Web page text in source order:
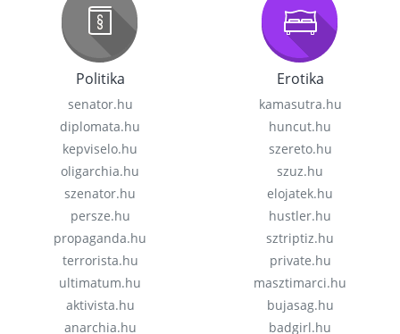
Politika
senator.hu
diplomata.hu
kepviselo.hu
oligarchia.hu
szenator.hu
persze.hu
propaganda.hu
terrorista.hu
ultimatum.hu
aktivista.hu
anarchia.hu
Erotika
kamasutra.hu
huncut.hu
szereto.hu
szuz.hu
elojatek.hu
hustler.hu
sztriptiz.hu
private.hu
masztimarci.hu
bujasag.hu
badgirl.hu